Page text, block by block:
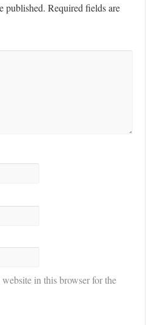
published. Required fields are
in this browser for the